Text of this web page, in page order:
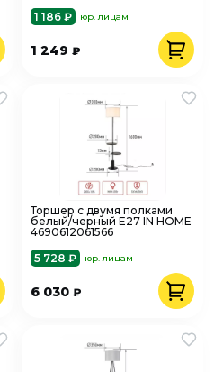
1 186 ₽
юр. лицам
1 249₽
Торшер с двумя полками
белый/черный Е27 IN HOME
4690612061566
5 728 ₽
юр. лицам
6 030₽